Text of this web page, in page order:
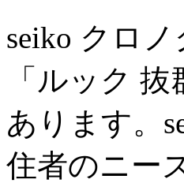
seiko クロ
「ルック
あります。
住者のニー